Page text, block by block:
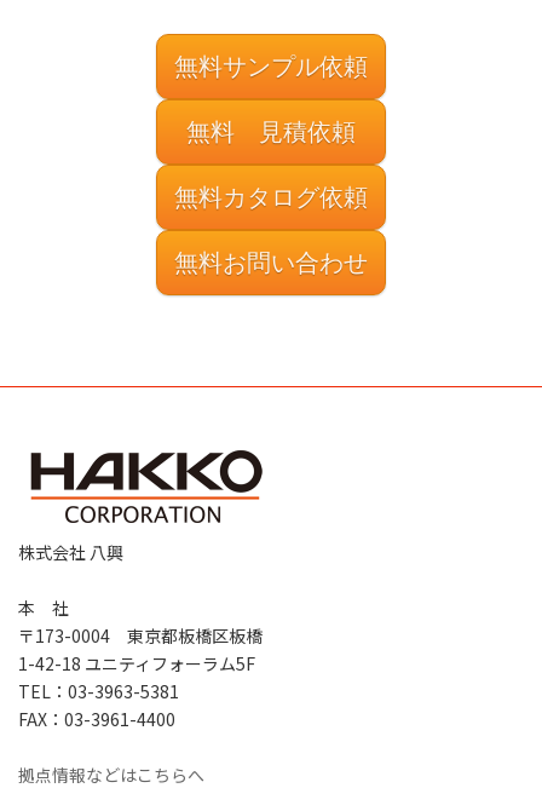
無料サンプル依頼
無料 見積依頼
無料カタログ依頼
無料お問い合わせ
株式会社 八興
本 社
〒173-0004 東京都板橋区板橋
1-42-18 ユニティフォーラム5F
TEL：03-3963-5381
FAX：03-3961-4400
拠点情報などはこちらへ